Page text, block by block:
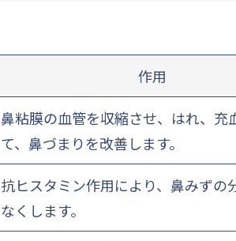
作用
鼻粘膜の血管を収縮させ、はれ、充
て、鼻づまりを改善します。
抗ヒスタミン作用により、鼻みずの
なくします。